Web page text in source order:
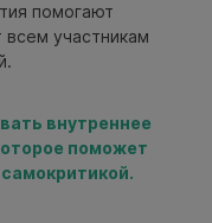
помогают
всем участникам
внутреннее
поможет